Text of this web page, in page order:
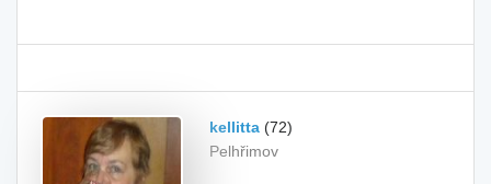
kellitta (72)
Pelhřimov